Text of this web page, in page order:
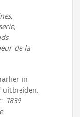
de la
in
uitbreiden.
'1839